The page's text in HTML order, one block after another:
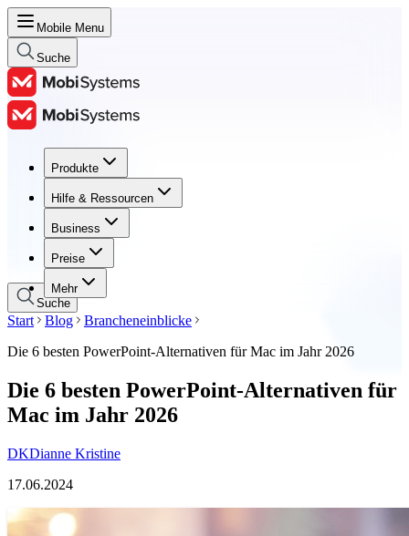
Mobile Menu
Suche
Produkte
Hilfe & Ressourcen
Business
Preise
Mehr
Produkte
Hilfe & Ressourcen
Business
Preise
Suche
Start Blog
Brancheneinblicke
Die 6 besten PowerPoint-Alternativen für Mac im Jahr 2026
Die 6 besten PowerPoint-Alternativen für
Mac im Jahr 2026
DKDianne Kristine
17.06.2024